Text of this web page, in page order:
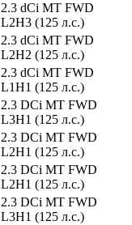
2.3 dCi MT FWD
L2H3 (125 л.с.)
2.3 dCi MT FWD
L2H2 (125 л.с.)
2.3 dCi MT FWD
L1H1 (125 л.с.)
2.3 DCi MT FWD
L3H1 (125 л.с.)
2.3 DCi MT FWD
L2H1 (125 л.с.)
2.3 DCi MT FWD
L2H1 (125 л.с.)
2.3 DCi MT FWD
L3H1 (125 л.с.)